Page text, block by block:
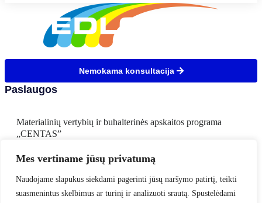
Mes vertiname jūsų privatumą
Naudojame slapukus siekdami pagerinti jūsų naršymo patirtį, teikti
suasmenintus skelbimus ar turinį ir analizuoti srautą. Spustelėdami
Paslaugos
Materialinių vertybių ir buhalterinės apskaitos programa
„CENTAS”
CENTAS WS
Nemokama konsultacija